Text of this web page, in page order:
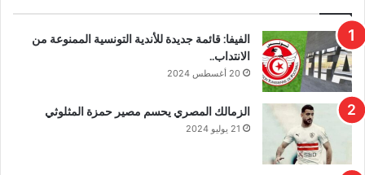
الفيفا: قائمة جديدة للأندية التونسية الممنوعة من
الانتداب..
20 أغسطس 2024
الزمالك المصري يحسم مصير حمزة المثلوثي
21 يوليو 2024